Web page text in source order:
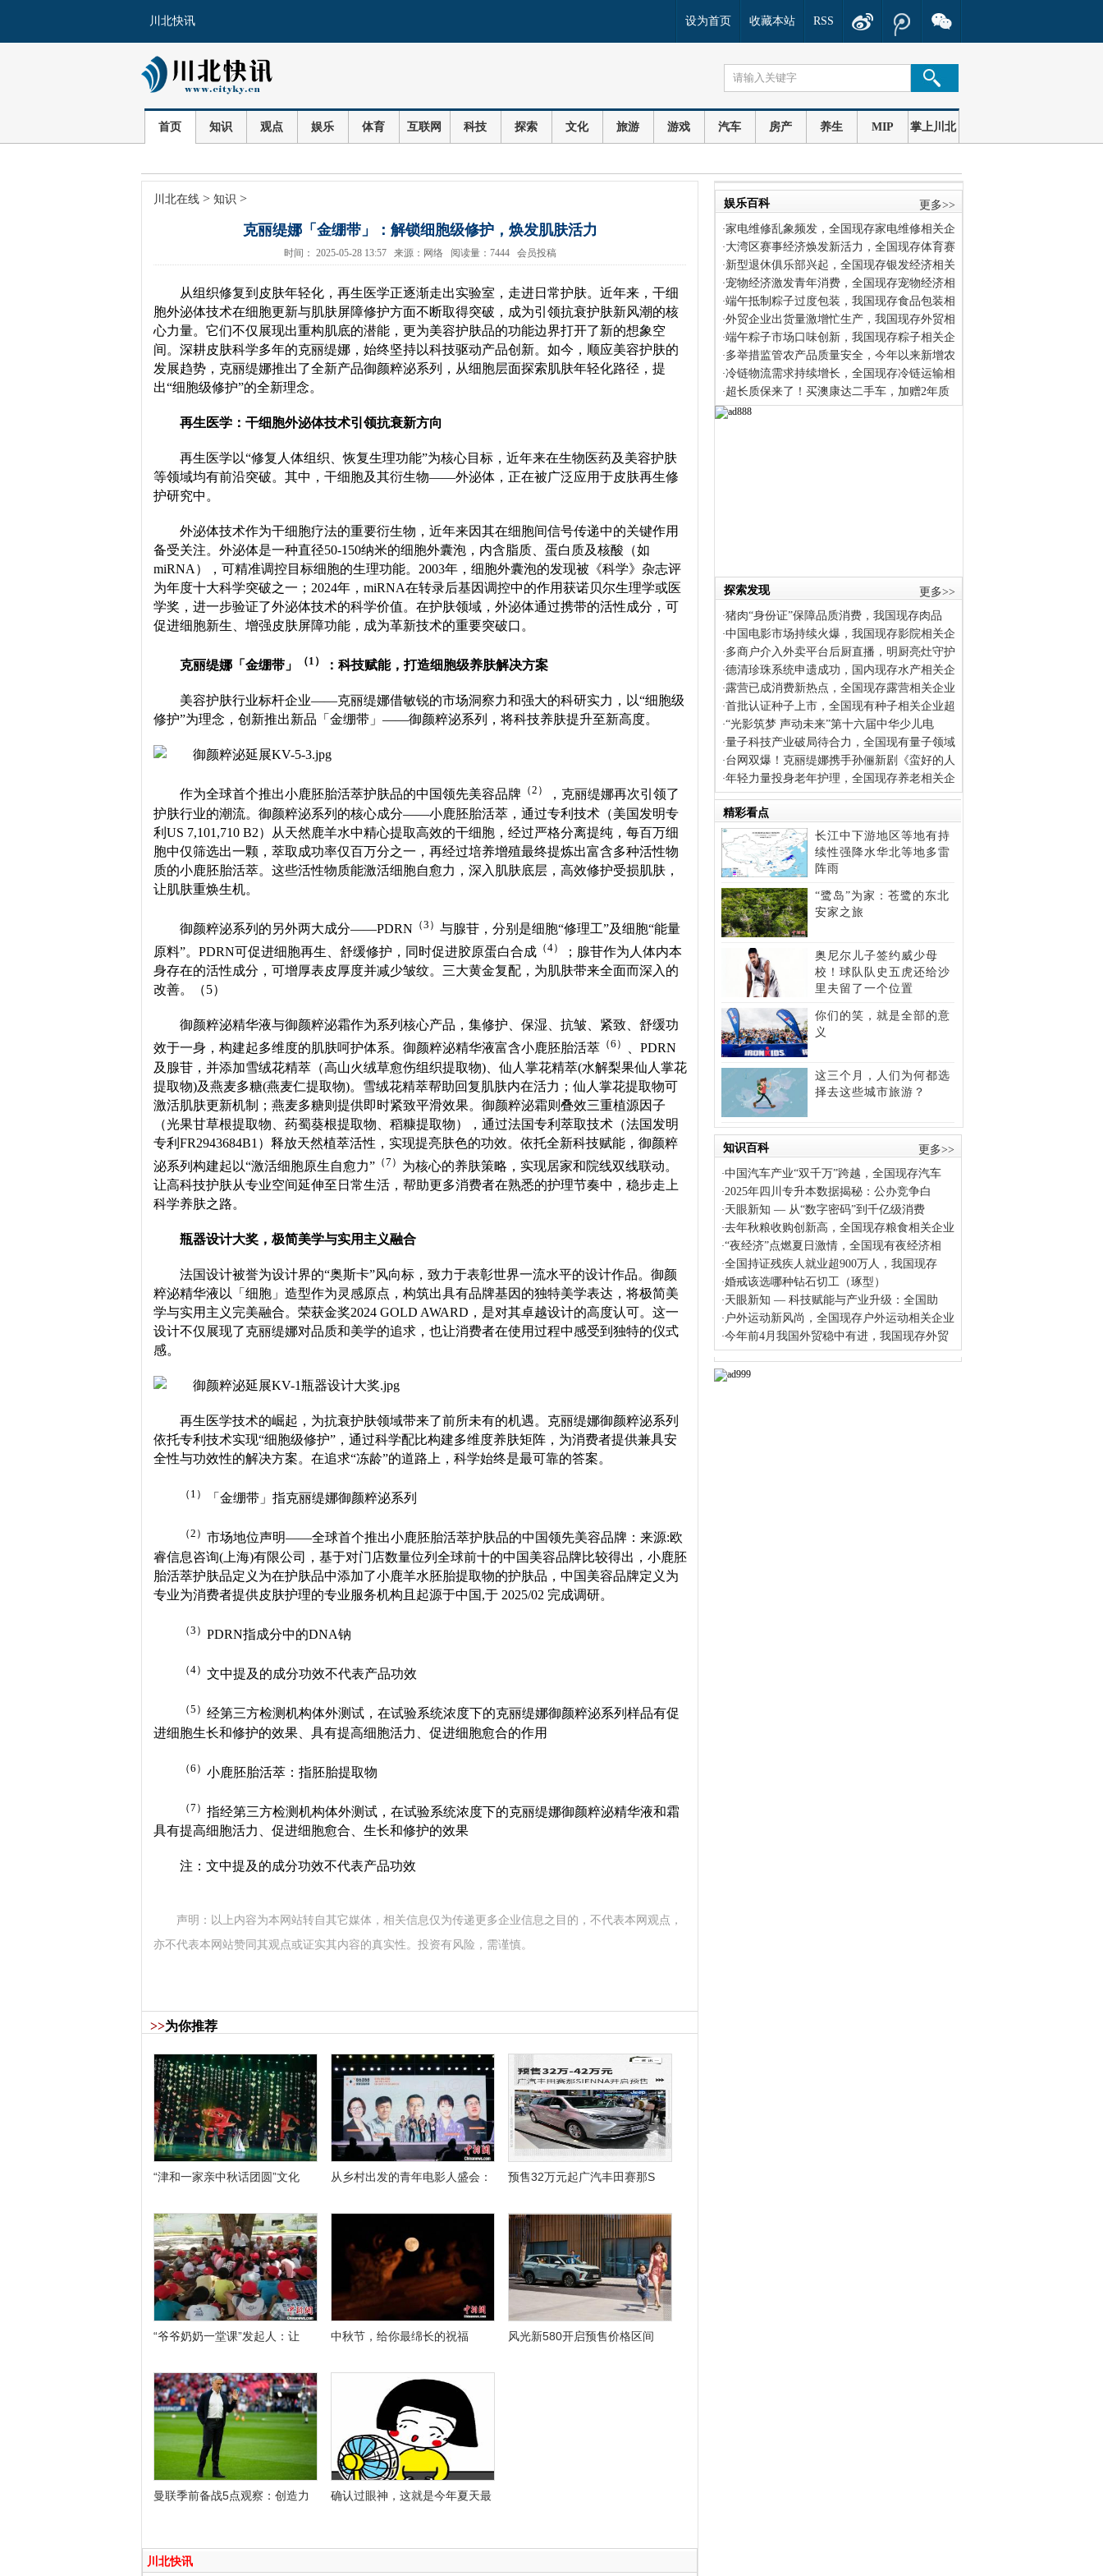
川北快讯 RSS
收藏本站
设为首页
首页 知识 观点 娱乐 体育 互联网 科技 探索 文化 旅游 游戏 汽车 房产 养生 MIP 掌上川北
川北在线> 知识 >
克丽缇娜「金绷带」：解锁细胞级修护，焕发肌肤活力
时间： 2025-05-28 13:57 来源：网络 阅读量：7444 会员投稿
从组织修复到皮肤年轻化，再生医学正逐渐走出实验室，走进日常护肤。近年来，干细
胞外泌体技术在细胞更新与肌肤屏障修护方面不断取得突破，成为引领抗衰护肤新风潮的核
心力量。它们不仅展现出重构肌底的潜能，更为美容护肤品的功能边界打开了新的想象空
间。深耕皮肤科学多年的克丽缇娜，始终坚持以科技驱动产品创新。如今，顺应美容护肤的
发展趋势，克丽缇娜推出了全新产品御颜粹泌系列，从细胞层面探索肌肤年轻化路径，提
出“细胞级修护”的全新理念。
再生医学：干细胞外泌体技术引领抗衰新方向
再生医学以“修复人体组织、恢复生理功能”为核心目标，近年来在生物医药及美容护肤
等领域均有前沿突破。其中，干细胞及其衍生物——外泌体，正在被广泛应用于皮肤再生修
护研究中。
外泌体技术作为干细胞疗法的重要衍生物，近年来因其在细胞间信号传递中的关键作用
备受关注。外泌体是一种直径50-150纳米的细胞外囊泡，内含脂质、蛋白质及核酸（如
miRNA），可精准调控目标细胞的生理功能。2003年，细胞外囊泡的发现被《科学》杂志评
为年度十大科学突破之一；2024年，miRNA在转录后基因调控中的作用获诺贝尔生理学或医
学奖，进一步验证了外泌体技术的科学价值。在护肤领域，外泌体通过携带的活性成分，可
促进细胞新生、增强皮肤屏障功能，成为革新技术的重要突破口。
克丽缇娜「金绷带」 （1） ：科技赋能，打造细胞级养肤解决方案
美容护肤行业标杆企业——克丽缇娜借敏锐的市场洞察力和强大的科研实力，以“细胞级
修护”为理念，创新推出新品「金绷带」——御颜粹泌系列，将科技养肤提升至新高度。
作为全球首个推出小鹿胚胎活萃护肤品的中国领先美容品牌 （2）
，克丽缇娜再次引领了
护肤行业的潮流。御颜粹泌系列的核心成分——小鹿胚胎活萃，通过专利技术（美国发明专
利US 7,101,710 B2）从天然鹿羊水中精心提取高效的干细胞，经过严格分离提纯，每百万细
胞中仅筛选出一颗，萃取成功率仅百万分之一，再经过培养增殖最终提炼出富含多种活性物
质的小鹿胚胎活萃。这些活性物质能激活细胞自愈力，深入肌肤底层，高效修护受损肌肤，
让肌肤重焕生机。
御颜粹泌系列的另外两大成分——PDRN （3） 与腺苷，分别是细胞“修理工”及细胞“能量
原料”。PDRN可促进细胞再生、舒缓修护，同时促进胶原蛋白合成（4）
；腺苷作为人体内本
身存在的活性成分，可增厚表皮厚度并减少皱纹。三大黄金复配，为肌肤带来全面而深入的
改善。（5）
御颜粹泌精华液与御颜粹泌霜作为系列核心产品，集修护、保湿、抗皱、紧致、舒缓功
效于一身，构建起多维度的肌肤呵护体系。御颜粹泌精华液富含小鹿胚胎活萃（6）
、PDRN
及腺苷，并添加雪绒花精萃（高山火绒草愈伤组织提取物)、仙人掌花精萃(水解梨果仙人掌花
提取物)及燕麦多糖(燕麦仁提取物)。雪绒花精萃帮助回复肌肤内在活力；仙人掌花提取物可
激活肌肤更新机制；燕麦多糖则提供即时紧致平滑效果。御颜粹泌霜则叠效三重植源因子
（光果甘草根提取物、药蜀葵根提取物、稻糠提取物），通过法国专利萃取技术（法国发明
专利FR2943684B1）释放天然植萃活性，实现提亮肤色的功效。依托全新科技赋能，御颜粹
泌系列构建起以“激活细胞原生自愈力”（7） 为核心的养肤策略，实现居家和院线双线联动。
让高科技护肤从专业空间延伸至日常生活，帮助更多消费者在熟悉的护理节奏中，稳步走上
科学养肤之路。
瓶器设计大奖，极简美学与实用主义融合
法国设计被誉为设计界的“奥斯卡”风向标，致力于表彰世界一流水平的设计作品。御颜
粹泌精华液以「细胞」造型作为灵感原点，构筑出具有品牌基因的独特美学表达，将极简美
学与实用主义完美融合。荣获金奖2024 GOLD AWARD，是对其卓越设计的高度认可。这一
设计不仅展现了克丽缇娜对品质和美学的追求，也让消费者在使用过程中感受到独特的仪式
感。
再生医学技术的崛起，为抗衰护肤领域带来了前所未有的机遇。克丽缇娜御颜粹泌系列
依托专利技术实现“细胞级修护”，通过科学配比构建多维度养肤矩阵，为消费者提供兼具安
全性与功效性的解决方案。在追求“冻龄”的道路上，科学始终是最可靠的答案。
（1） 「金绷带」指克丽缇娜御颜粹泌系列
（2） 市场地位声明——全球首个推出小鹿胚胎活萃护肤品的中国领先美容品牌：来源:欧
睿信息咨询(上海)有限公司，基于对门店数量位列全球前十的中国美容品牌比较得出，小鹿胚
胎活萃护肤品定义为在护肤品中添加了小鹿羊水胚胎提取物的护肤品，中国美容品牌定义为
专业为消费者提供皮肤护理的专业服务机构且起源于中国,于 2025/02 完成调研。
（3） PDRN指成分中的DNA钠
（4） 文中提及的成分功效不代表产品功效
（5） 经第三方检测机构体外测试，在试验系统浓度下的克丽缇娜御颜粹泌系列样品有促
进细胞生长和修护的效果、具有提高细胞活力、促进细胞愈合的作用
（6） 小鹿胚胎活萃：指胚胎提取物
（7） 指经第三方检测机构体外测试，在试验系统浓度下的克丽缇娜御颜粹泌精华液和霜
具有提高细胞活力、促进细胞愈合、生长和修护的效果
注：文中提及的成分功效不代表产品功效
声明：以上内容为本网站转自其它媒体，相关信息仅为传递更多企业信息之目的，不代表本网观点，
亦不代表本网站赞同其观点或证实其内容的真实性。投资有风险，需谨慎。
>>为你推荐
“津和一家亲中秋话团圆”文化 从乡村出发的青年电影人盛会： 预售32万元起广汽丰田赛那S
“爷爷奶奶一堂课”发起人：让 中秋节，给你最绵长的祝福 风光新580开启预售价格区间
曼联季前备战5点观察：创造力 确认过眼神，这就是今年夏天最
川北快讯
娱乐百科 更多>>
·家电维修乱象频发，全国现存家电维修相关企
·大湾区赛事经济焕发新活力，全国现存体育赛
·新型退休俱乐部兴起，全国现存银发经济相关
·宠物经济激发青年消费，全国现存宠物经济相
·端午抵制粽子过度包装，我国现存食品包装相
·外贸企业出货量激增忙生产，我国现存外贸相
·端午粽子市场口味创新，我国现存粽子相关企
·多举措监管农产品质量安全，今年以来新增农
·冷链物流需求持续增长，全国现存冷链运输相
·超长质保来了！买澳康达二手车，加赠2年质
探索发现 更多>>
·猪肉“身份证”保障品质消费，我国现存肉品
·中国电影市场持续火爆，我国现存影院相关企
·多商户介入外卖平台后厨直播，明厨亮灶守护
·德清珍珠系统申遗成功，国内现存水产相关企
·露营已成消费新热点，全国现存露营相关企业
·首批认证种子上市，全国现有种子相关企业超
·“光影筑梦 声动未来”第十六届中华少儿电
·量子科技产业破局待合力，全国现有量子领域
·台网双爆！克丽缇娜携手孙俪新剧《蛮好的人
·年轻力量投身老年护理，全国现存养老相关企
精彩看点
长江中下游地区等地有持
续性强降水华北等地多雷
阵雨
“鹭岛”为家：苍鹭的东北
安家之旅
奥尼尔儿子签约威少母
校！球队队史五虎还给沙
里夫留了一个位置
你们的笑，就是全部的意
义
这三个月，人们为何都选
择去这些城市旅游？
知识百科 更多>>
·中国汽车产业“双千万”跨越，全国现存汽车
·2025年四川专升本数据揭秘：公办竞争白
·天眼新知 — 从“数字密码”到千亿级消费
·去年秋粮收购创新高，全国现存粮食相关企业
·“夜经济”点燃夏日激情，全国现有夜经济相
·全国持证残疾人就业超900万人，我国现存
·婚戒该选哪种钻石切工（琢型）
·天眼新知 — 科技赋能与产业升级：全国助
· 户外运动新风尚，全国现存户外运动相关企业
·今年前4月我国外贸稳中有进，我国现存外贸